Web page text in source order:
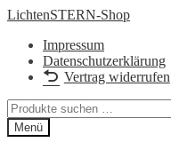
Zur
springen
Zum
springen
LichtenSTERN-Shop
Impressum
Datenschutzerklärung
Vertrag widerrufen
Suchen
nach:
Menü